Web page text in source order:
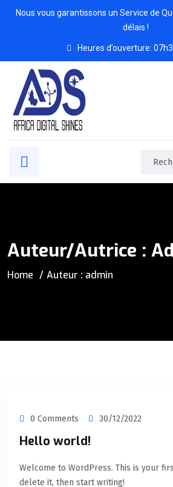
Nous vous garantissons un Service de
délais !
Heures d’ouverture:
Auteur/autrice :
Home Auteur : admin
0 Comments 30/12/2022
Hello world!
Welcome to WordPress. This is your
delete it, then start writing!